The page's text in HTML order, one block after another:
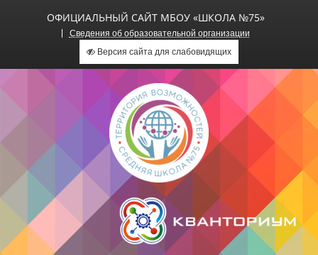
ОФИЦИАЛЬНЫЙ САЙТ МБОУ «ШКОЛА №75»
Сведения об образовательной организации
Версия сайта для слабовидящих
Официальный сайт МБОУ
«Школа №75»